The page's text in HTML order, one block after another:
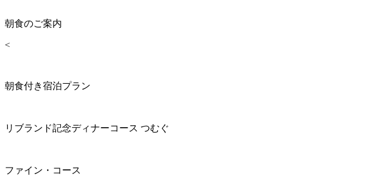
朝食のご案内
<
朝食付き宿泊プラン
リブランド記念ディナーコース つむぐ
ファイン・コース